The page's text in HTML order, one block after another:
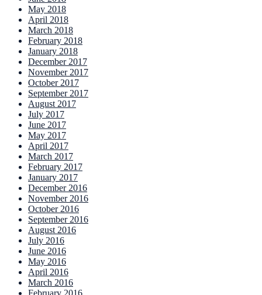
May 2018
April 2018
March 2018
February 2018
January 2018
December 2017
November 2017
October 2017
September 2017
August 2017
July 2017
June 2017
May 2017
April 2017
March 2017
February 2017
January 2017
December 2016
November 2016
October 2016
September 2016
August 2016
July 2016
June 2016
May 2016
April 2016
March 2016
February 2016